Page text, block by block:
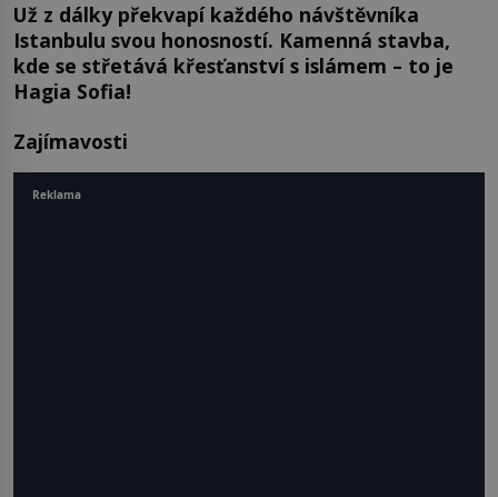
Už z dálky překvapí každého návštěvníka
Istanbulu svou honosností. Kamenná stavba,
kde se střetává křesťanství s islámem – to je
Hagia Sofia!
Zajímavosti
Reklama